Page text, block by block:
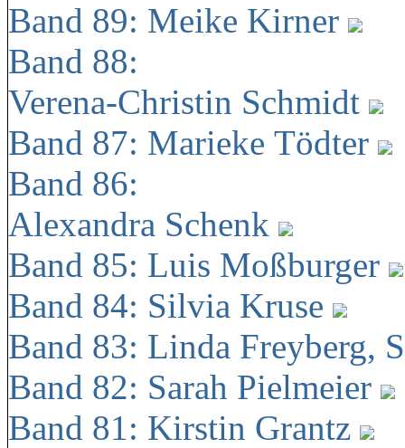
Band 89: Meike Kirner
Band 88:
Verena-Christin Schmidt
Band 87: Marieke Tödter
Band 86:
Alexandra Schenk
Band 85: Luis Moßburger
Band 84: Silvia Kruse
Band 83: Linda Freyberg,
Band 82: Sarah Pielmeier
Band 81: Kirstin Grantz